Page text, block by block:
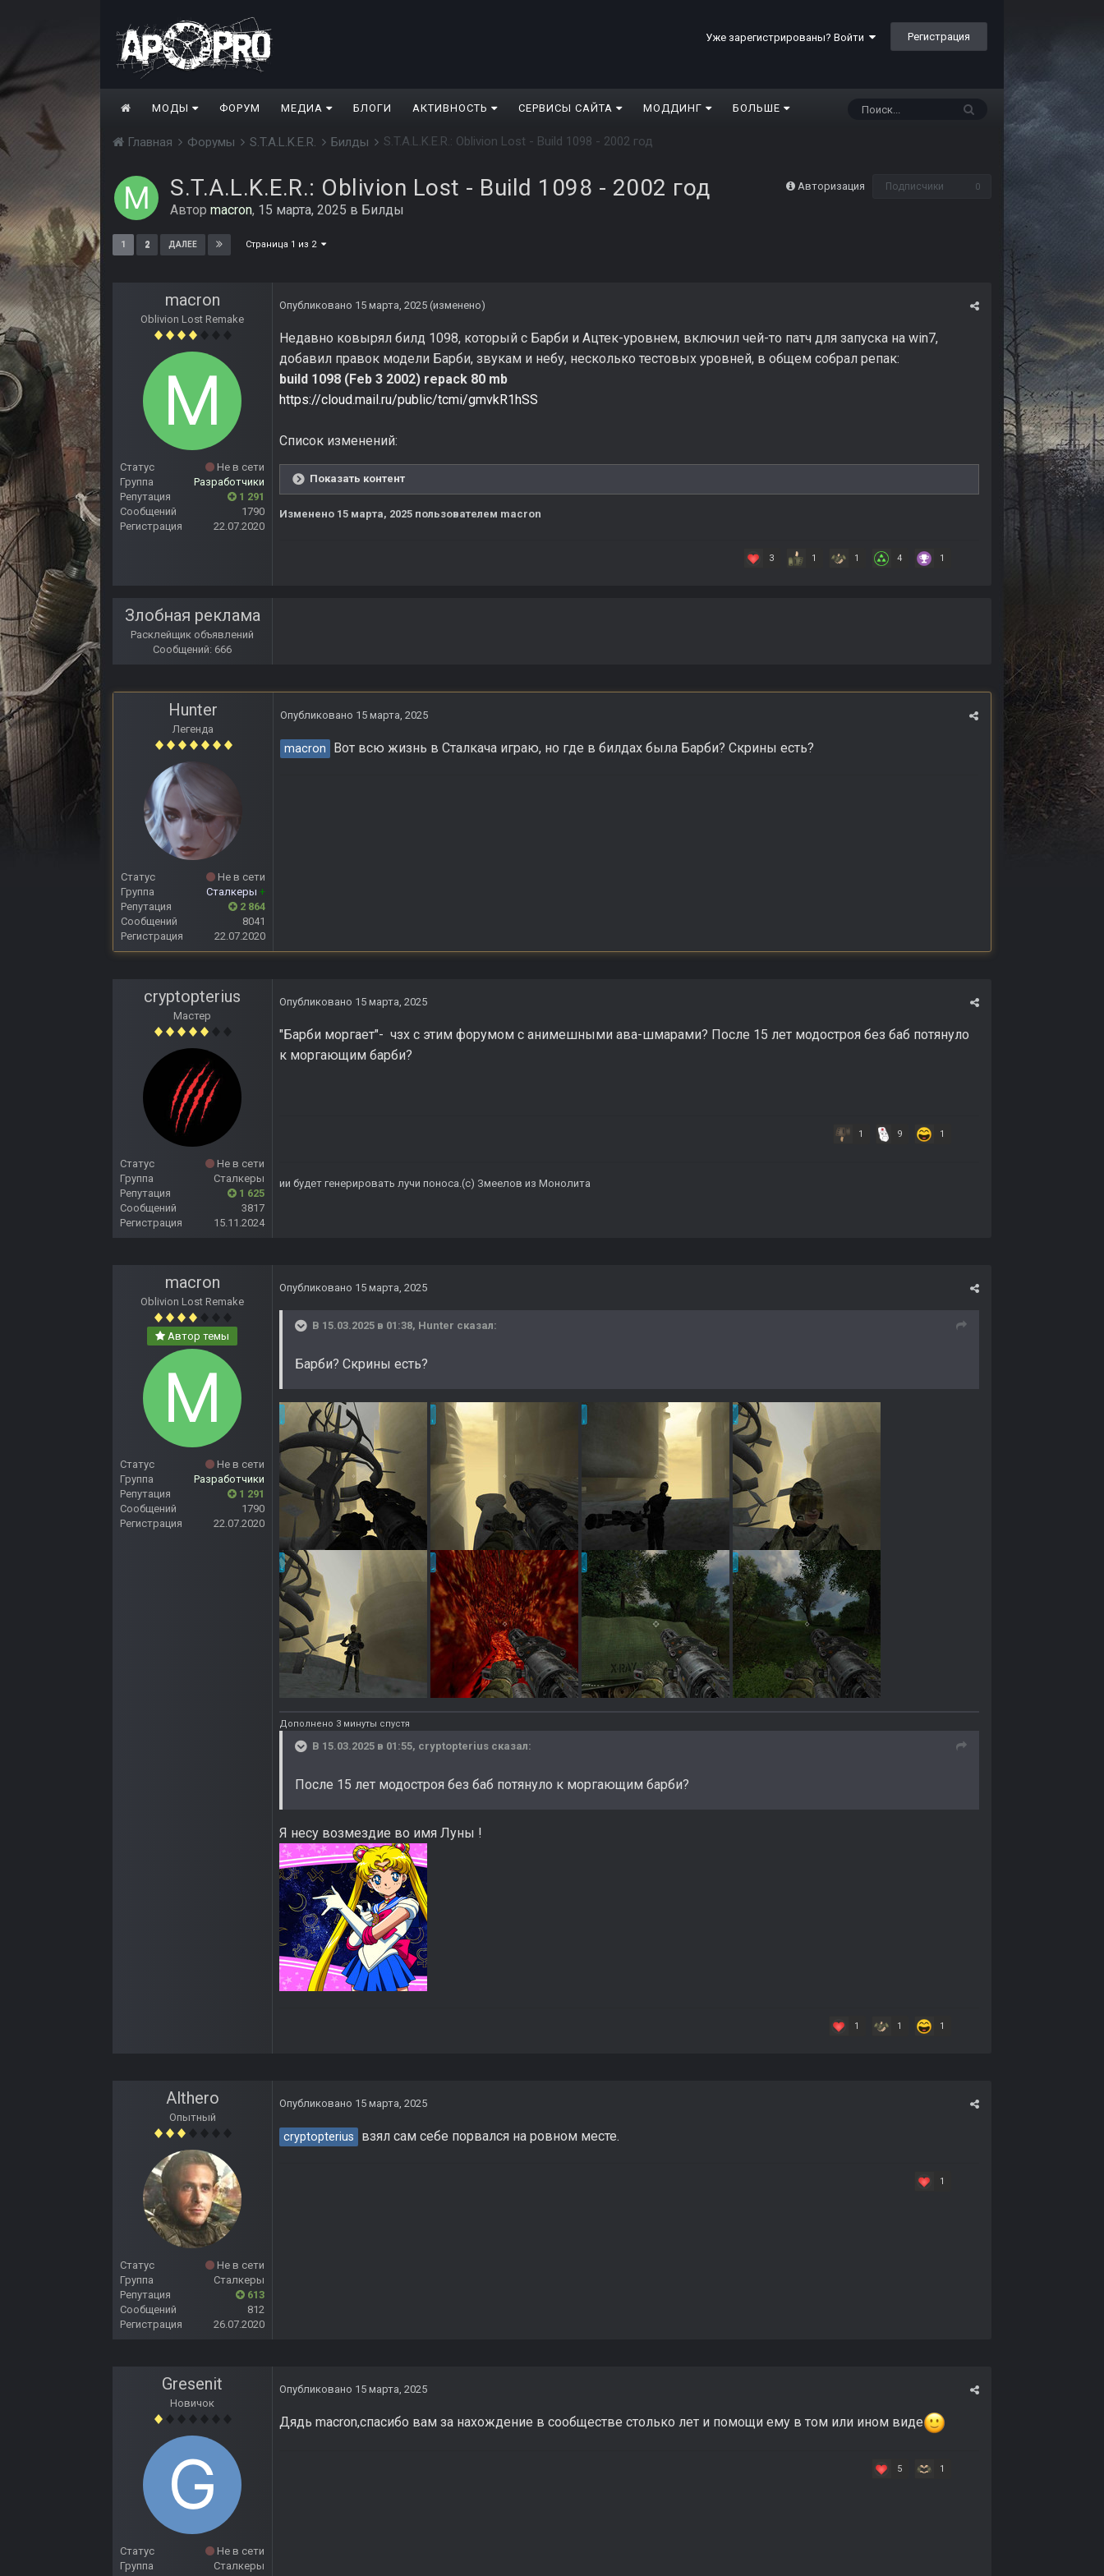
Уже зарегистрированы? Войти Регистрация
МОДЫ ФОРУМ МЕДИА БЛОГИ АКТИВНОСТЬ СЕРВИСЫ САЙТА МОДДИНГ БОЛЬШЕ
Главная Форумы S.T.A.L.K.E.R. Билды S.T.A.L.K.E.R.: Oblivion Lost - Build 1098 - 2002 год
Авторизация Подписчики 0
S.T.A.L.K.E.R.: Oblivion Lost - Build 1098 - 2002 год
Автор macron, 15 марта, 2025 в Билды
1 2 ДАЛЕЕ Страница 1 из 2
macron
Oblivion Lost Remake
Статус
Не в сети
Группа
Разработчики
Репутация
1 291
Сообщений
1790
Регистрация
22.07.2020
Опубликовано 15 марта, 2025 (изменено)
Недавно ковырял билд 1098, который с Барби и Ацтек-уровнем, включил чей-то патч для запуска на win7,
добавил правок модели Барби, звукам и небу, несколько тестовых уровней, в общем собрал репак:
build 1098 (Feb 3 2002) repack 80 mb
https://cloud.mail.ru/public/tcmi/gmvkR1hSS
Список изменений:
Показать контент
Изменено 15 марта, 2025 пользователем macron
3 1 1 4 1
Злобная реклама
Расклейщик объявлений
Сообщений: 666
Hunter
Легенда
Статус
Не в сети
Группа
Сталкеры +
Репутация
2 864
Сообщений
8041
Регистрация
22.07.2020
Опубликовано 15 марта, 2025
macron Вот всю жизнь в Сталкача играю, но где в билдах была Барби? Скрины есть?
cryptopterius
Мастер
Статус
Не в сети
Группа
Сталкеры
Репутация
1 625
Сообщений
3817
Регистрация
15.11.2024
Опубликовано 15 марта, 2025
"Барби моргает"- чзх с этим форумом с анимешными ава-шмарами? После 15 лет модостроя без баб потянуло
к моргающим барби?
1 9 1
ии будет генерировать лучи поноса.(с) Змеелов из Монолита
macron
Oblivion Lost Remake
Автор темы
Статус
Не в сети
Группа
Разработчики
Репутация
1 291
Сообщений
1790
Регистрация
22.07.2020
Опубликовано 15 марта, 2025
В 15.03.2025 в 01:38, Hunter сказал:
Барби? Скрины есть?
Дополнено 3 минуты спустя
В 15.03.2025 в 01:55, cryptopterius сказал:
После 15 лет модостроя без баб потянуло к моргающим барби?
Я несу возмездие во имя Луны !
1 1 1
Althero
Опытный
Статус
Не в сети
Группа
Сталкеры
Репутация
613
Сообщений
812
Регистрация
26.07.2020
Опубликовано 15 марта, 2025
cryptopterius взял сам себе порвался на ровном месте.
1
Gresenit
Новичок
Статус
Не в сети
Группа
Сталкеры
Опубликовано 15 марта, 2025
Дядь macron,спасибо вам за нахождение в сообществе столько лет и помощи ему в том или ином виде
5 1